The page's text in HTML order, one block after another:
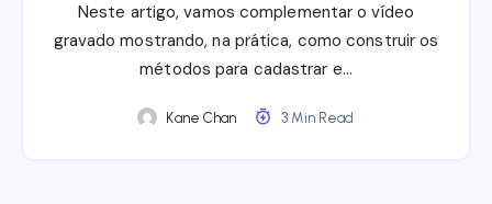
Neste artigo, vamos complementar o vídeo
gravado mostrando, na prática, como construir os
métodos para cadastrar e…
Kane Chan 3 Min Read